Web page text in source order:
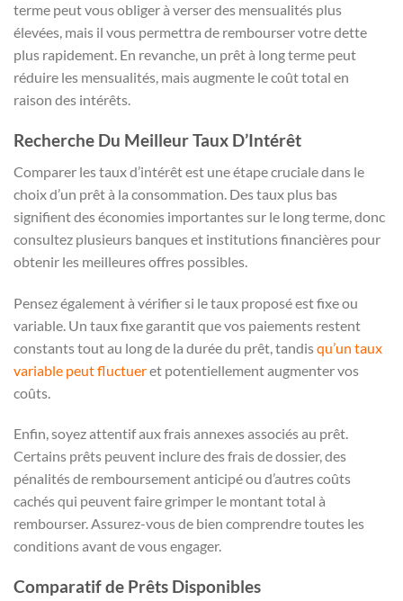
terme peut vous obliger à verser des mensualités plus
élevées, mais il vous permettra de rembourser votre dette
plus rapidement. En revanche, un prêt à long terme peut
réduire les mensualités, mais augmente le coût total en
raison des intérêts.
Recherche Du Meilleur Taux D’Intérêt
Comparer les taux d’intérêt est une étape cruciale dans le
choix d’un prêt à la consommation. Des taux plus bas
signifient des économies importantes sur le long terme, donc
consultez plusieurs banques et institutions financières pour
obtenir les meilleures offres possibles.
Pensez également à vérifier si le taux proposé est fixe ou
variable. Un taux fixe garantit que vos paiements restent
constants tout au long de la durée du prêt, tandisqu’un taux
variable peut fluctueret potentiellement augmenter vos
coûts.
Enfin, soyez attentif aux frais annexes associés au prêt.
Certains prêts peuvent inclure des frais de dossier, des
pénalités de remboursement anticipé ou d’autres coûts
cachés qui peuvent faire grimper le montant total à
rembourser. Assurez-vous de bien comprendre toutes les
conditions avant de vous engager.
Comparatif de Prêts Disponibles